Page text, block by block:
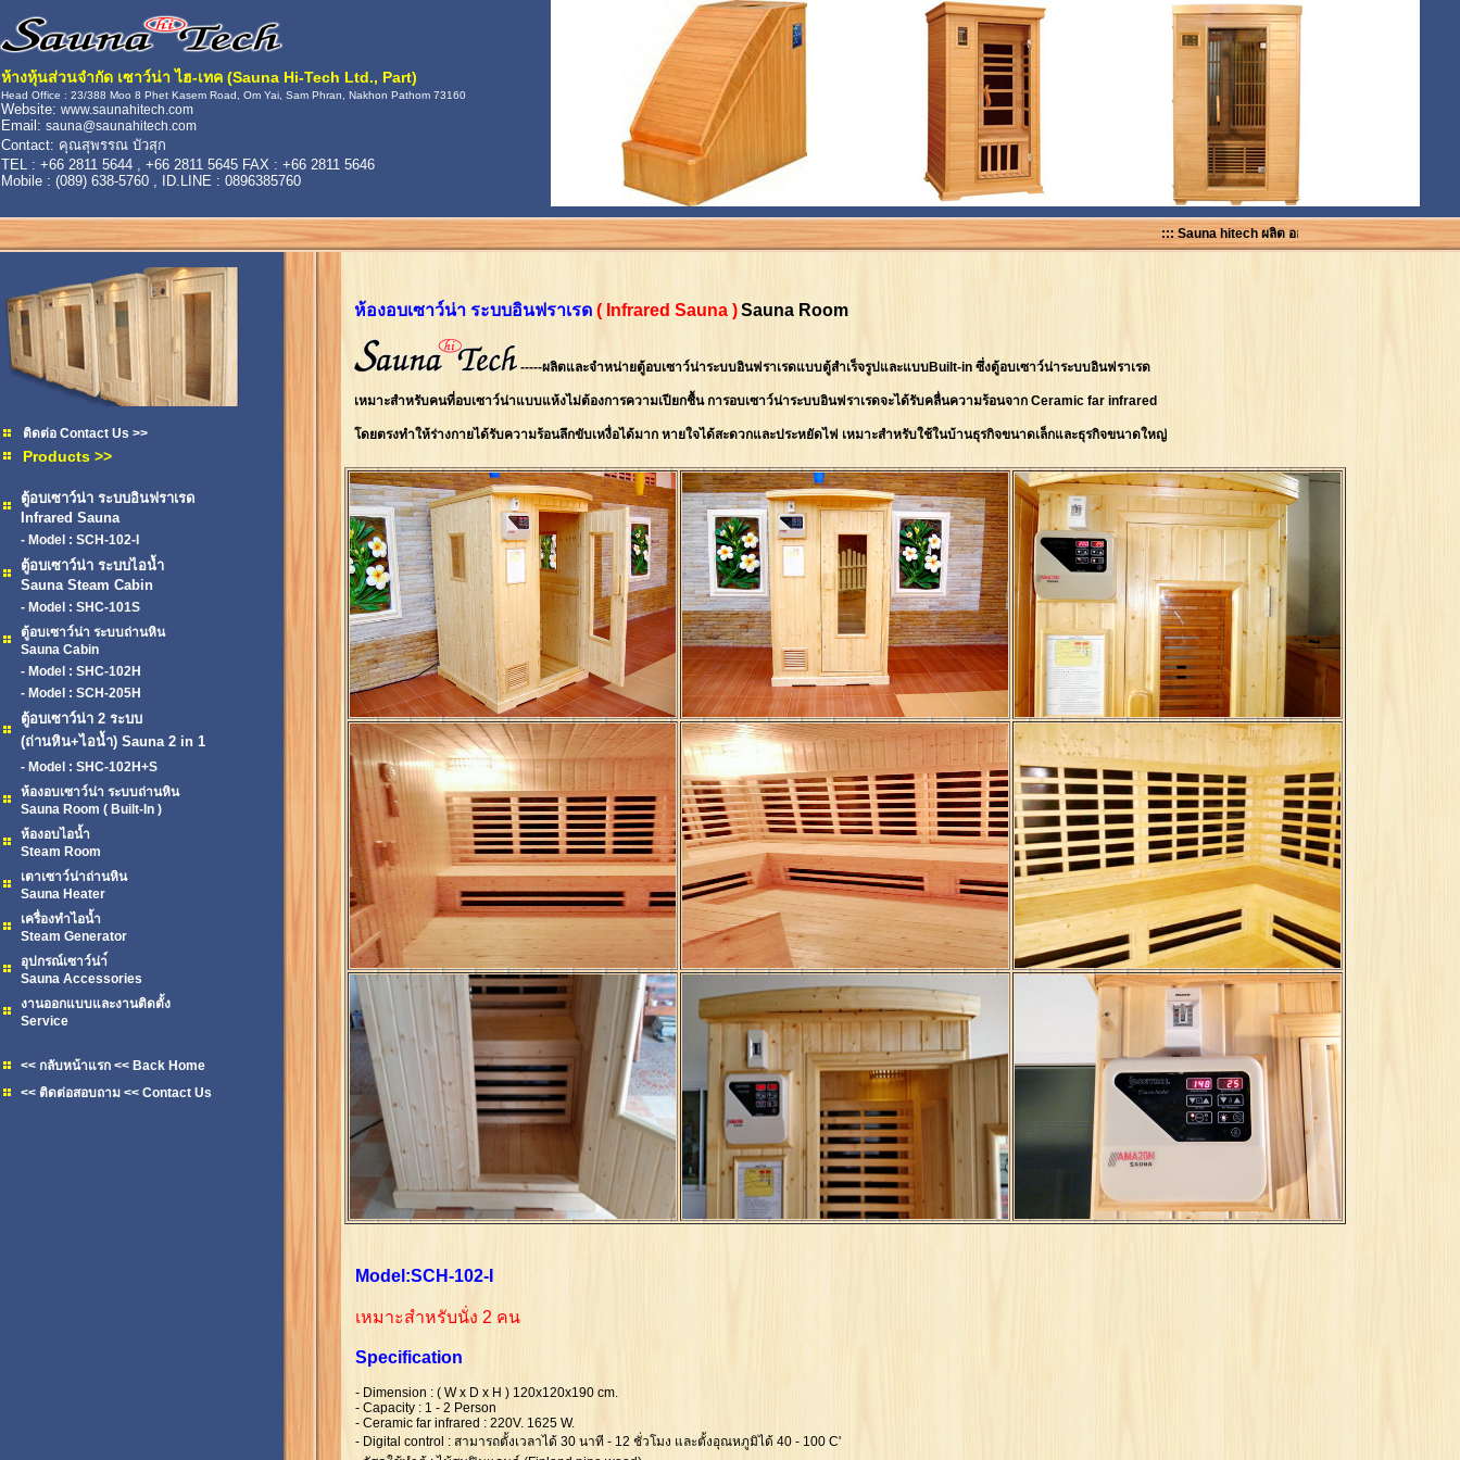
ห้างหุ้นส่วนจำกัด เซาว์น่า ไฮ-เทค (Sauna Hi-Tech Ltd., Part)
Head Office : 23/388 Moo 8 Phet Kasem Road, Om Yai, Sam Phran, Nakhon Pathom 73160
Website: www.saunahitech.com
Email: sauna@saunahitech.com
Contact: คุณสุพรรณ บัวสุก
TEL : +66 2811 5644 , +66 2811 5645 FAX : +66 2811 5646
Mobile : (089) 638-5760 , ID.LINE : 0896385760
::: Sauna hitech ผลิต ออกแบบ รับซ่อม จำหน่ายตู้อบเซ
ติดต่อ Contact Us >>
Products >>
ตู้อบเซาว์น่า ระบบอินฟราเรด
Infrared Sauna
- Model : SCH-102-I
ตู้อบเซาว์น่า ระบบไอน้ำ
Sauna Steam Cabin
- Model : SHC-101S
ตู้อบเซาว์น่า ระบบถ่านหิน
Sauna Cabin
- Model : SHC-102H
- Model : SCH-205H
ตู้อบเซาว์น่า 2 ระบบ
(ถ่านหิน+ไอน้ำ) Sauna 2 in 1
- Model : SHC-102H+S
ห้องอบเซาว์น่า ระบบถ่านหิน
Sauna Room ( Built-In )
ห้องอบไอน้ำ
Steam Room
เตาเซาว์น่าถ่านหิน
Sauna Heater
เครื่องทำไอน้ำ
Steam Generator
อุปกรณ์เซาว์น่า์
Sauna Accessories
งานออกแบบและงานติดตั้ง
Service
<< กลับหน้าแรก << Back Home
<< ติดต่อสอบถาม << Contact Us
ห้องอบเซาว์น่า ระบบอินฟราเรด ( Infrared Sauna )Sauna Room
-----ผลิตและจำหน่ายตู้อบเซาว์น่าระบบอินฟราเรดแบบตู้สำเร็จรูปและแบบBuilt-in ซึ่งตู้อบเซาว์น่าระบบอินฟราเรด
เหมาะสำหรับคนที่อบเซาว์น่าแบบแห้งไม่ต้องการความเปียกชื้น การอบเซาว์น่าระบบอินฟราเรดจะได้รับคลื่นความร้อนจาก Ceramic far infrared
โดยตรงทำให้ร่างกายได้รับความร้อนลึกขับเหงื่อได้มาก หายใจได้สะดวกและประหยัดไฟ เหมาะสำหรับใช้ในบ้านธุรกิจขนาดเล็กและธุรกิจขนาดใหญ่
Model:SCH-102-I
เหมาะสำหรับนั่ง 2 คน
Specification
- Dimension : ( W x D x H ) 120x120x190 cm.
- Capacity : 1 - 2 Person
- Ceramic far infrared : 220V. 1625 W.
- Digital control : สามารถตั้งเวลาได้ 30 นาที - 12 ชั่วโมง และตั้งอุณหภูมิได้ 40 - 100 C'